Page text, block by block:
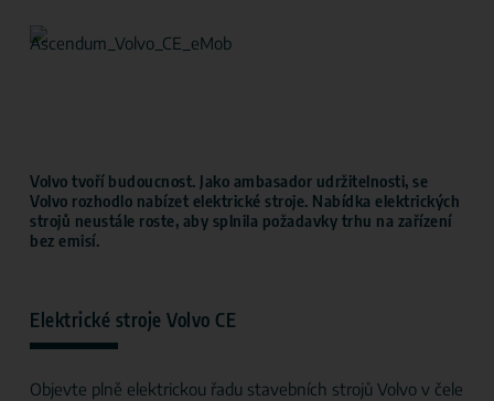
Volvo tvoří budoucnost. Jako ambasador udržitelnosti, se
Volvo rozhodlo nabízet elektrické stroje. Nabídka elektrických
strojů neustále roste, aby splnila požadavky trhu na zařízení
bez emisí.
Elektrické stroje Volvo CE
Objevte plně elektrickou řadu stavebních strojů Volvo v čele